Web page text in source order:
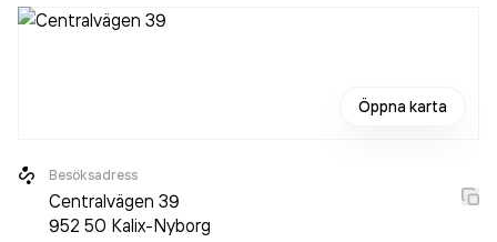
1985. IVT Värmepumpar
Öppna karta
Besöksadress
Centralvägen 39
952 50 Kalix-Nyborg